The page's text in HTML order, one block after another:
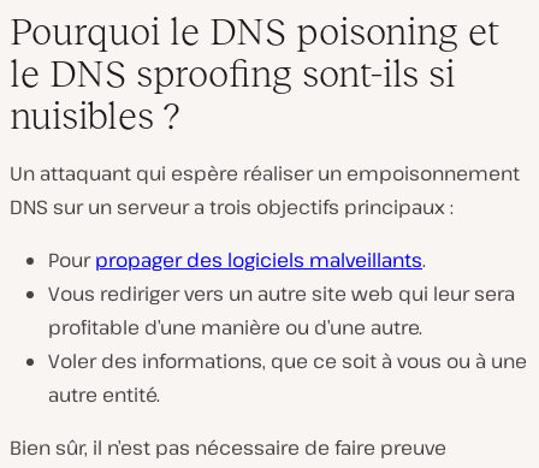
Pourquoi le DNS poisoning et
le DNS sproofing sont-ils si
nuisibles ?
Un attaquant qui espère réaliser un empoisonnement
DNS sur un serveur a trois objectifs principaux :
Pourpropager des logiciels malveillants.
Vous rediriger vers un autre site web qui leur sera
profitable d’une manière ou d’une autre.
Voler des informations, que ce soit à vous ou à une
autre entité.
Bien sûr, il n’est pas nécessaire de faire preuve